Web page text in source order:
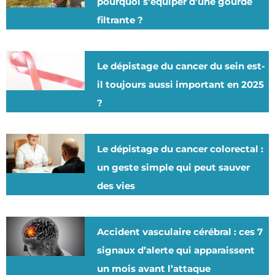
filtrante ?
Le dépistage du cancer du sein est-
il toujours aussi important en 2025
?
Le dépistage du cancer colorectal :
un geste simple qui peut sauver
des vies
Accident vasculaire cérébral : ces 7
signaux d’alerte qui apparaissent
un mois avant l’attaque